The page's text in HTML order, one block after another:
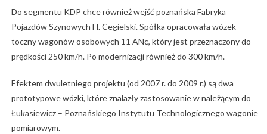
Do segmentu KDP chce również wejść poznańska Fabryka
Pojazdów Szynowych H. Cegielski. Spółka opracowała wózek
toczny wagonów osobowych 11 ANc, który jest przeznaczony do
prędkości 250 km/h. Po modernizacji również do 300 km/h.
Efektem dwuletniego projektu (od 2007 r. do 2009 r.) są dwa
prototypowe wózki, które znalazły zastosowanie w należącym do
Łukasiewicz – Poznańskiego Instytutu Technologicznego wagonie
pomiarowym.